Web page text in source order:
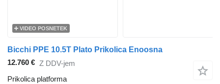
VIDEO POSNETEK
Bicchi PPE 10.5T Plato Prikolica Enoosna
12.760 € Z DDV-jem
Prikolica platforma